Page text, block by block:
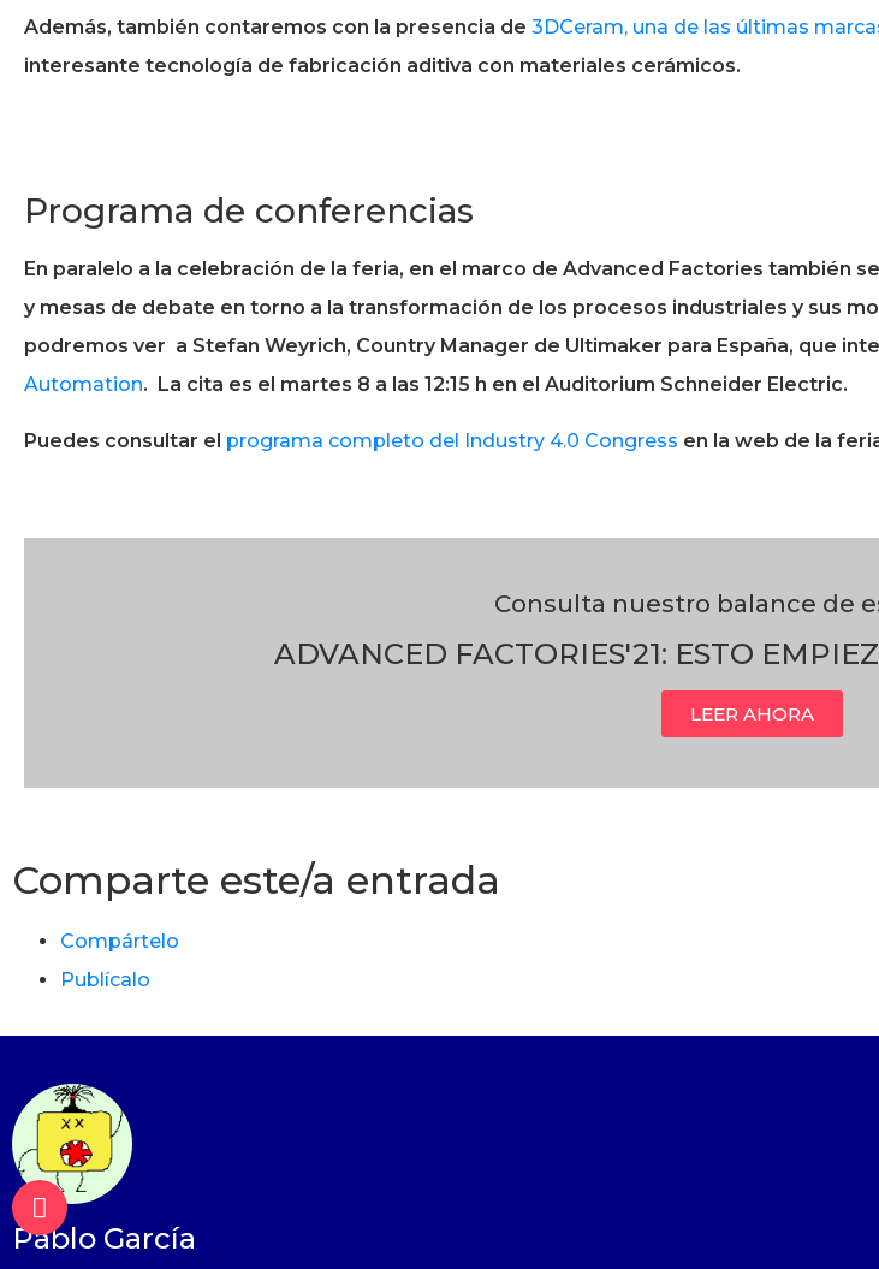
Además, también contaremos con la presencia de 3DCeram, una de las últimas
interesante tecnología de fabricación aditiva con materiales cerámicos.
Programa de conferencias
En paralelo a la celebración de la feria, en el marco de Advanced Factories también
y mesas de debate en torno a la transformación de los procesos industriales y sus
podremos ver a Stefan Weyrich, Country Manager de Ultimaker para España, que
Automation. La cita es el martes 8 a las 12:15 h en el Auditorium Schneider Electric.
Puedes consultar el programa completo del Industry 4.0 Congress en la web de la
Consulta nuestro balance de
ADVANCED FACTORIES'21: ESTO
LEER AHORA
Comparte este/a entrada
Compártelo
Publícalo
Pablo García